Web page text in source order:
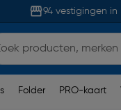
94 vestigingen in
Folder PRO-kaart